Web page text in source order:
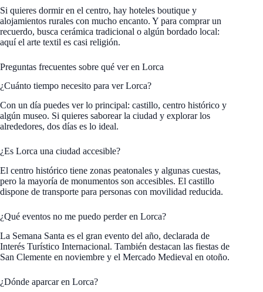
Si quieres dormir en el centro, hay hoteles boutique y
alojamientos rurales con mucho encanto. Y para comprar un
recuerdo, busca cerámica tradicional o algún bordado local:
aquí el arte textil es casi religión.
Preguntas frecuentes sobre qué ver en Lorca
¿Cuánto tiempo necesito para ver Lorca?
Con un día puedes ver lo principal: castillo, centro histórico y
algún museo. Si quieres saborear la ciudad y explorar los
alrededores, dos días es lo ideal.
¿Es Lorca una ciudad accesible?
El centro histórico tiene zonas peatonales y algunas cuestas,
pero la mayoría de monumentos son accesibles. El castillo
dispone de transporte para personas con movilidad reducida.
¿Qué eventos no me puedo perder en Lorca?
La Semana Santa es el gran evento del año, declarada de
Interés Turístico Internacional. También destacan las fiestas de
San Clemente en noviembre y el Mercado Medieval en otoño.
¿Dónde aparcar en Lorca?